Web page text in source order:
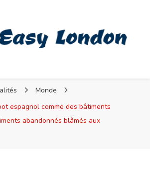
Monde
espagnol comme des bâtiments
abandonnés blâmés aux